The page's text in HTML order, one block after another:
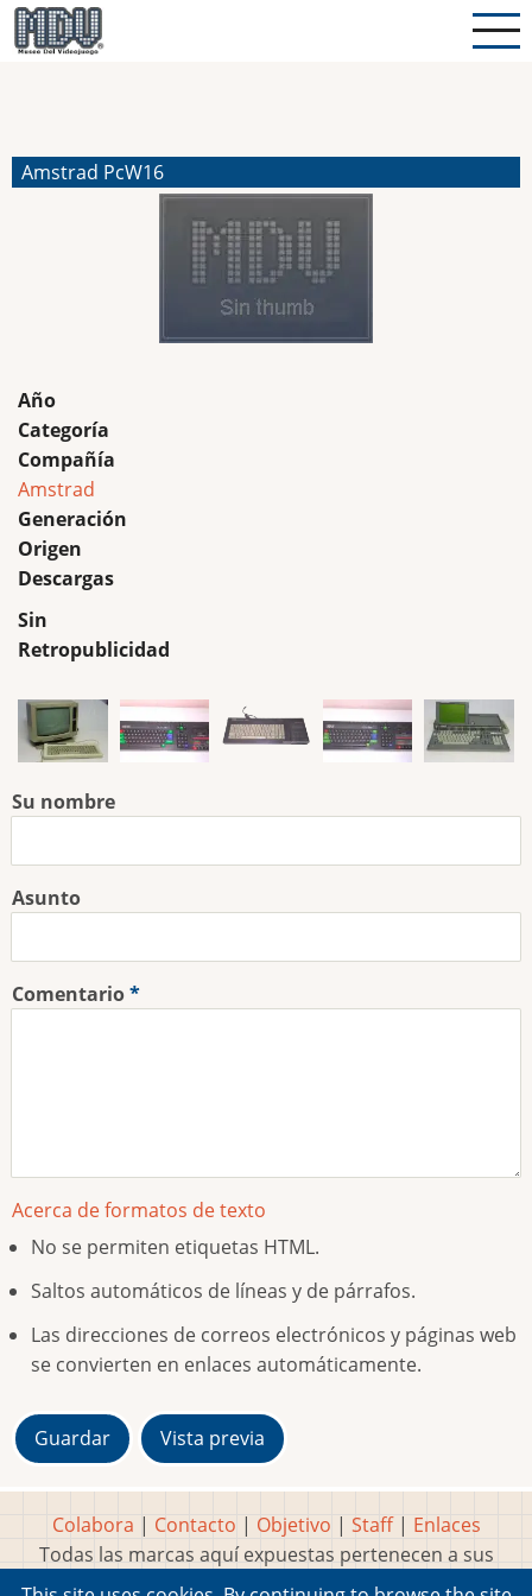
Pasar
al
Amstrad PcW16
Año
Categoría
Compañía
Amstrad
Generación
Origen
Descargas
Sin
Retropublicidad
Su nombre
Asunto
Comentario
Acerca de formatos de texto
No se permiten etiquetas HTML.
Saltos automáticos de líneas y de párrafos.
Las direcciones de correos electrónicos y páginas web
se convierten en enlaces automáticamente.
Colabora | Contacto | Objetivo | Staff| Enlaces
Todas las marcas aquí expuestas pertenecen a sus
respectivos y legítimos dueños